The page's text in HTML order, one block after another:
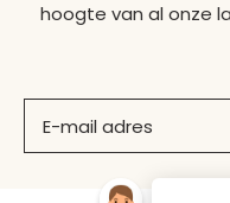
hoogte van al onze